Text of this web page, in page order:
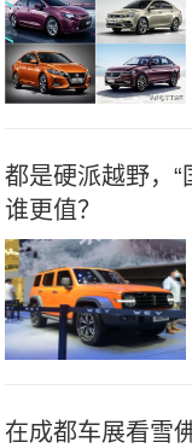
都是硬派越野，“
谁更值？
在成都车展看雪